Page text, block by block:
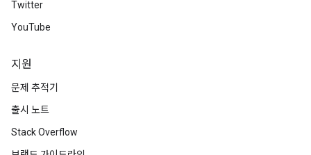
Twitter
YouTube
지원
문제 추적기
출시 노트
Stack Overflow